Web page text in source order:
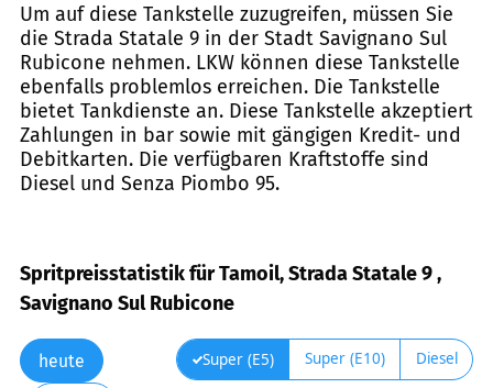
Um auf diese Tankstelle zuzugreifen, müssen Sie
die Strada Statale 9 in der Stadt Savignano Sul
Rubicone nehmen. LKW können diese Tankstelle
ebenfalls problemlos erreichen. Die Tankstelle
bietet Tankdienste an. Diese Tankstelle akzeptiert
Zahlungen in bar sowie mit gängigen Kredit- und
Debitkarten. Die verfügbaren Kraftstoffe sind
Diesel und Senza Piombo 95.
Spritpreisstatistik für Tamoil, Strada Statale 9 ,
Savignano Sul Rubicone
heute Super (E5) Super (E10) Diesel